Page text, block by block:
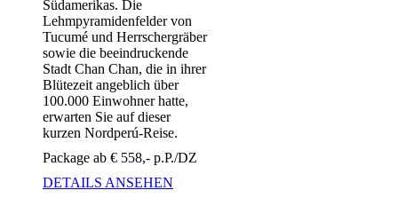
Südamerikas. Die
Lehmpyramidenfelder von
Tucumé und Herrschergräber
sowie die beeindruckende
Stadt Chan Chan, die in ihrer
Blütezeit angeblich über
100.000 Einwohner hatte,
erwarten Sie auf dieser
kurzen Nordperú-Reise.
Package ab € 558,- p.P./DZ
DETAILS ANSEHEN